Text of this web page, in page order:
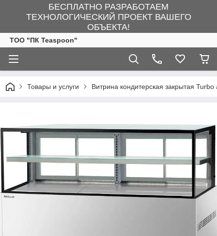
БЕСПЛАТНО РАЗРАБОТАЕМ
ТЕХНОЛОГИЧЕСКИЙ ПРОЕКТ ВАШЕГО
ОБЪЕКТА!
ТОО "ПК Teaspoon"
Товары и услуги Витрина кондитерская закрытая